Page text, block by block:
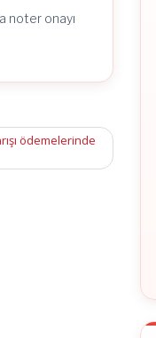
noter onayı
ödemelerinde